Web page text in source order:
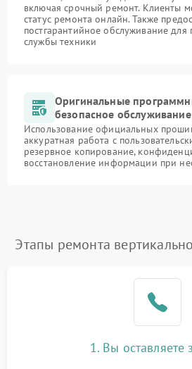
включая срочный ремонт. Клиенты
статус ремонта онлайн. Также
постгарантийное обслуживание для
службы техники
Оригинальные
безопасное
Использование официальных
аккуратная работа с
резервное копирование,
восстановление информации при
Этапы ремонта
1. Вы оставляете